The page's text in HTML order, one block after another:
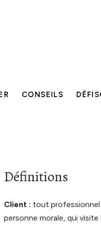
CONSEILS
Définitions
Client : tout professionnel
personne morale, qui